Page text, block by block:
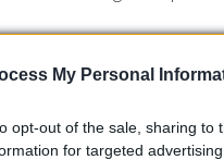
My Personal
opt-out of the sale, sharing
for targeted